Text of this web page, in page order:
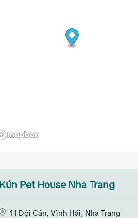
Kún Pet House Nha Trang
11 Đội Cấn, Vĩnh Hải, Nha Trang